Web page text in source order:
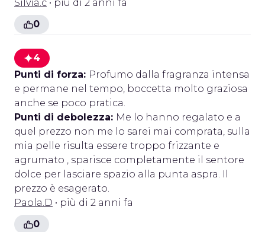
Silvia.c • più di 2 anni fa
0
4
Punti di forza: Profumo dalla fragranza intensa
e permane nel tempo, boccetta molto graziosa
anche se poco pratica.
Punti di debolezza: Me lo hanno regalato e a
quel prezzo non me lo sarei mai comprata, sulla
mia pelle risulta essere troppo frizzante e
agrumato , sparisce completamente il sentore
dolce per lasciare spazio alla punta aspra. Il
prezzo è esagerato.
Paola.D • più di 2 anni fa
0